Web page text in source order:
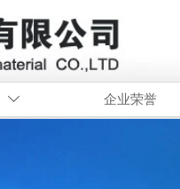
 企业荣誉